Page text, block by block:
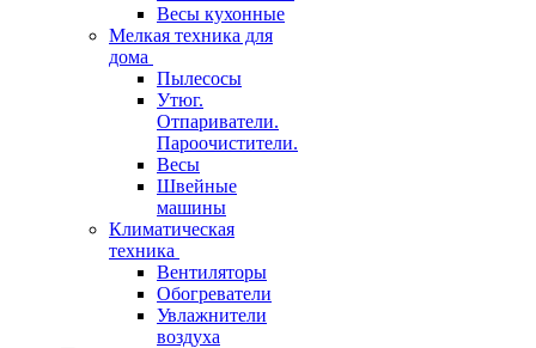
Весы кухонные
Мелкая техника для
дома
Пылесосы
Утюг.
Отпариватели.
Пароочистители.
Весы
Швейные
машины
Климатическая
техника
Вентиляторы
Обогреватели
Увлажнители
воздуха